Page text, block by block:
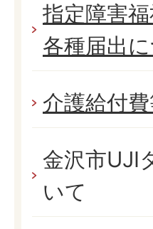
指定障害
各種届出
介護給付
金沢市UJI
いて